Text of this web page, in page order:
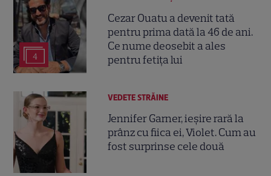
4
Cezar Ouatu a devenit tată
pentru prima dată la 46 de ani.
Ce nume deosebit a ales
pentru fetița lui
VEDETE STRĂINE
Jennifer Garner, ieșire rară la
prânz cu fiica ei, Violet. Cum au
fost surprinse cele două